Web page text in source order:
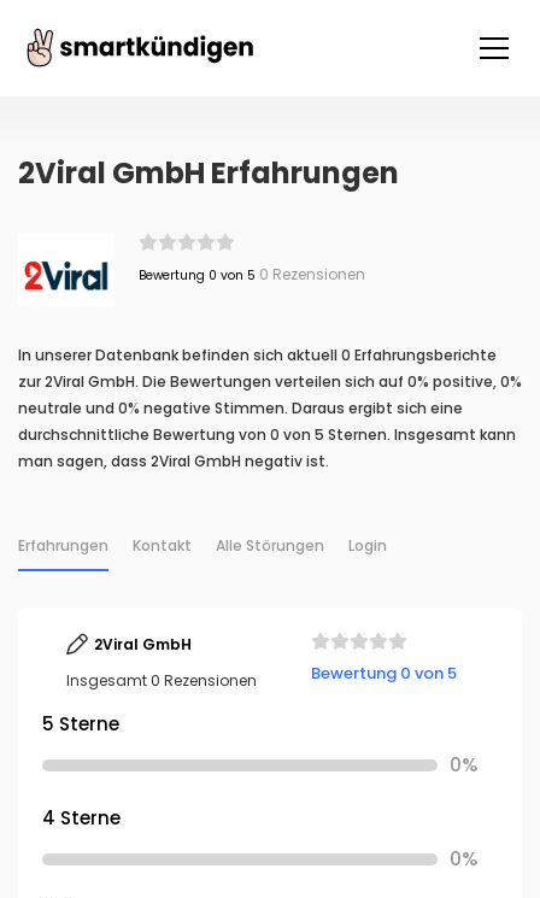
2Viral GmbH Erfahrungen
Bewertung 0 von 5 0 Rezensionen
In unserer Datenbank befinden sich aktuell 0 Erfahrungsberichte
zur 2Viral GmbH. Die Bewertungen verteilen sich auf 0% positive, 0%
neutrale und 0% negative Stimmen. Daraus ergibt sich eine
durchschnittliche Bewertung von 0 von 5 Sternen. Insgesamt kann
man sagen, dass 2Viral GmbH negativ ist.
Erfahrungen Kontakt Alle Störungen Login
2Viral GmbH
Insgesamt 0 Rezensionen
Bewertung 0 von 5
5 Sterne
0%
4 Sterne
0%